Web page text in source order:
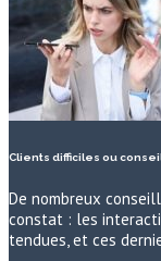
Clients difficiles ou
De nombreux
constat : les
tendues, et ces